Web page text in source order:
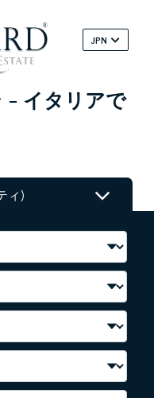
JPN
- イタリアで
ィ)